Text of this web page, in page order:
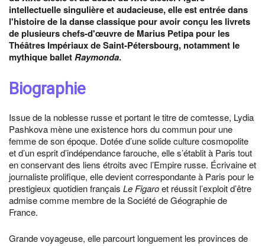
intellectuelle singulière et audacieuse, elle est entrée dans
l'histoire de la danse classique pour avoir conçu les livrets
de plusieurs chefs-d'œuvre de Marius Petipa pour les
Théâtres Impériaux de Saint-Pétersbourg, notamment le
mythique balletRaymonda.
Biographie
Issue de la noblesse russe et portant le titre de comtesse, Lydia
Pashkova mène une existence hors du commun pour une
femme de son époque. Dotée d’une solide culture cosmopolite
et d’un esprit d’indépendance farouche, elle s’établit à Paris tout
en conservant des liens étroits avec l’Empire russe. Écrivaine et
journaliste prolifique, elle devient correspondante à Paris pour le
prestigieux quotidien français Le Figaroet réussit l’exploit d’être
admise comme membre de la Société de Géographie de
France.
Grande voyageuse, elle parcourt longuement les provinces de